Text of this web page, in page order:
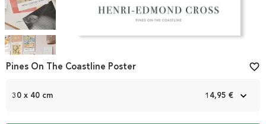
Item
1
30 x 40 cm 14,95 €
Pines On The Coastline Poster favorite_border